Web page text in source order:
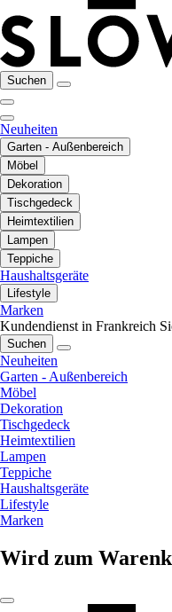
Suchen
Neuheiten
Garten - Außenbereich
Möbel
Dekoration
Tischgedeck
Heimtextilien
Lampen
Teppiche
Haushaltsgeräte
Lifestyle
Marken
Kundendienst in Frankreich
Suchen
Neuheiten
Garten - Außenbereich
Möbel
Dekoration
Tischgedeck
Heimtextilien
Lampen
Teppiche
Haushaltsgeräte
Lifestyle
Marken
Wird zum